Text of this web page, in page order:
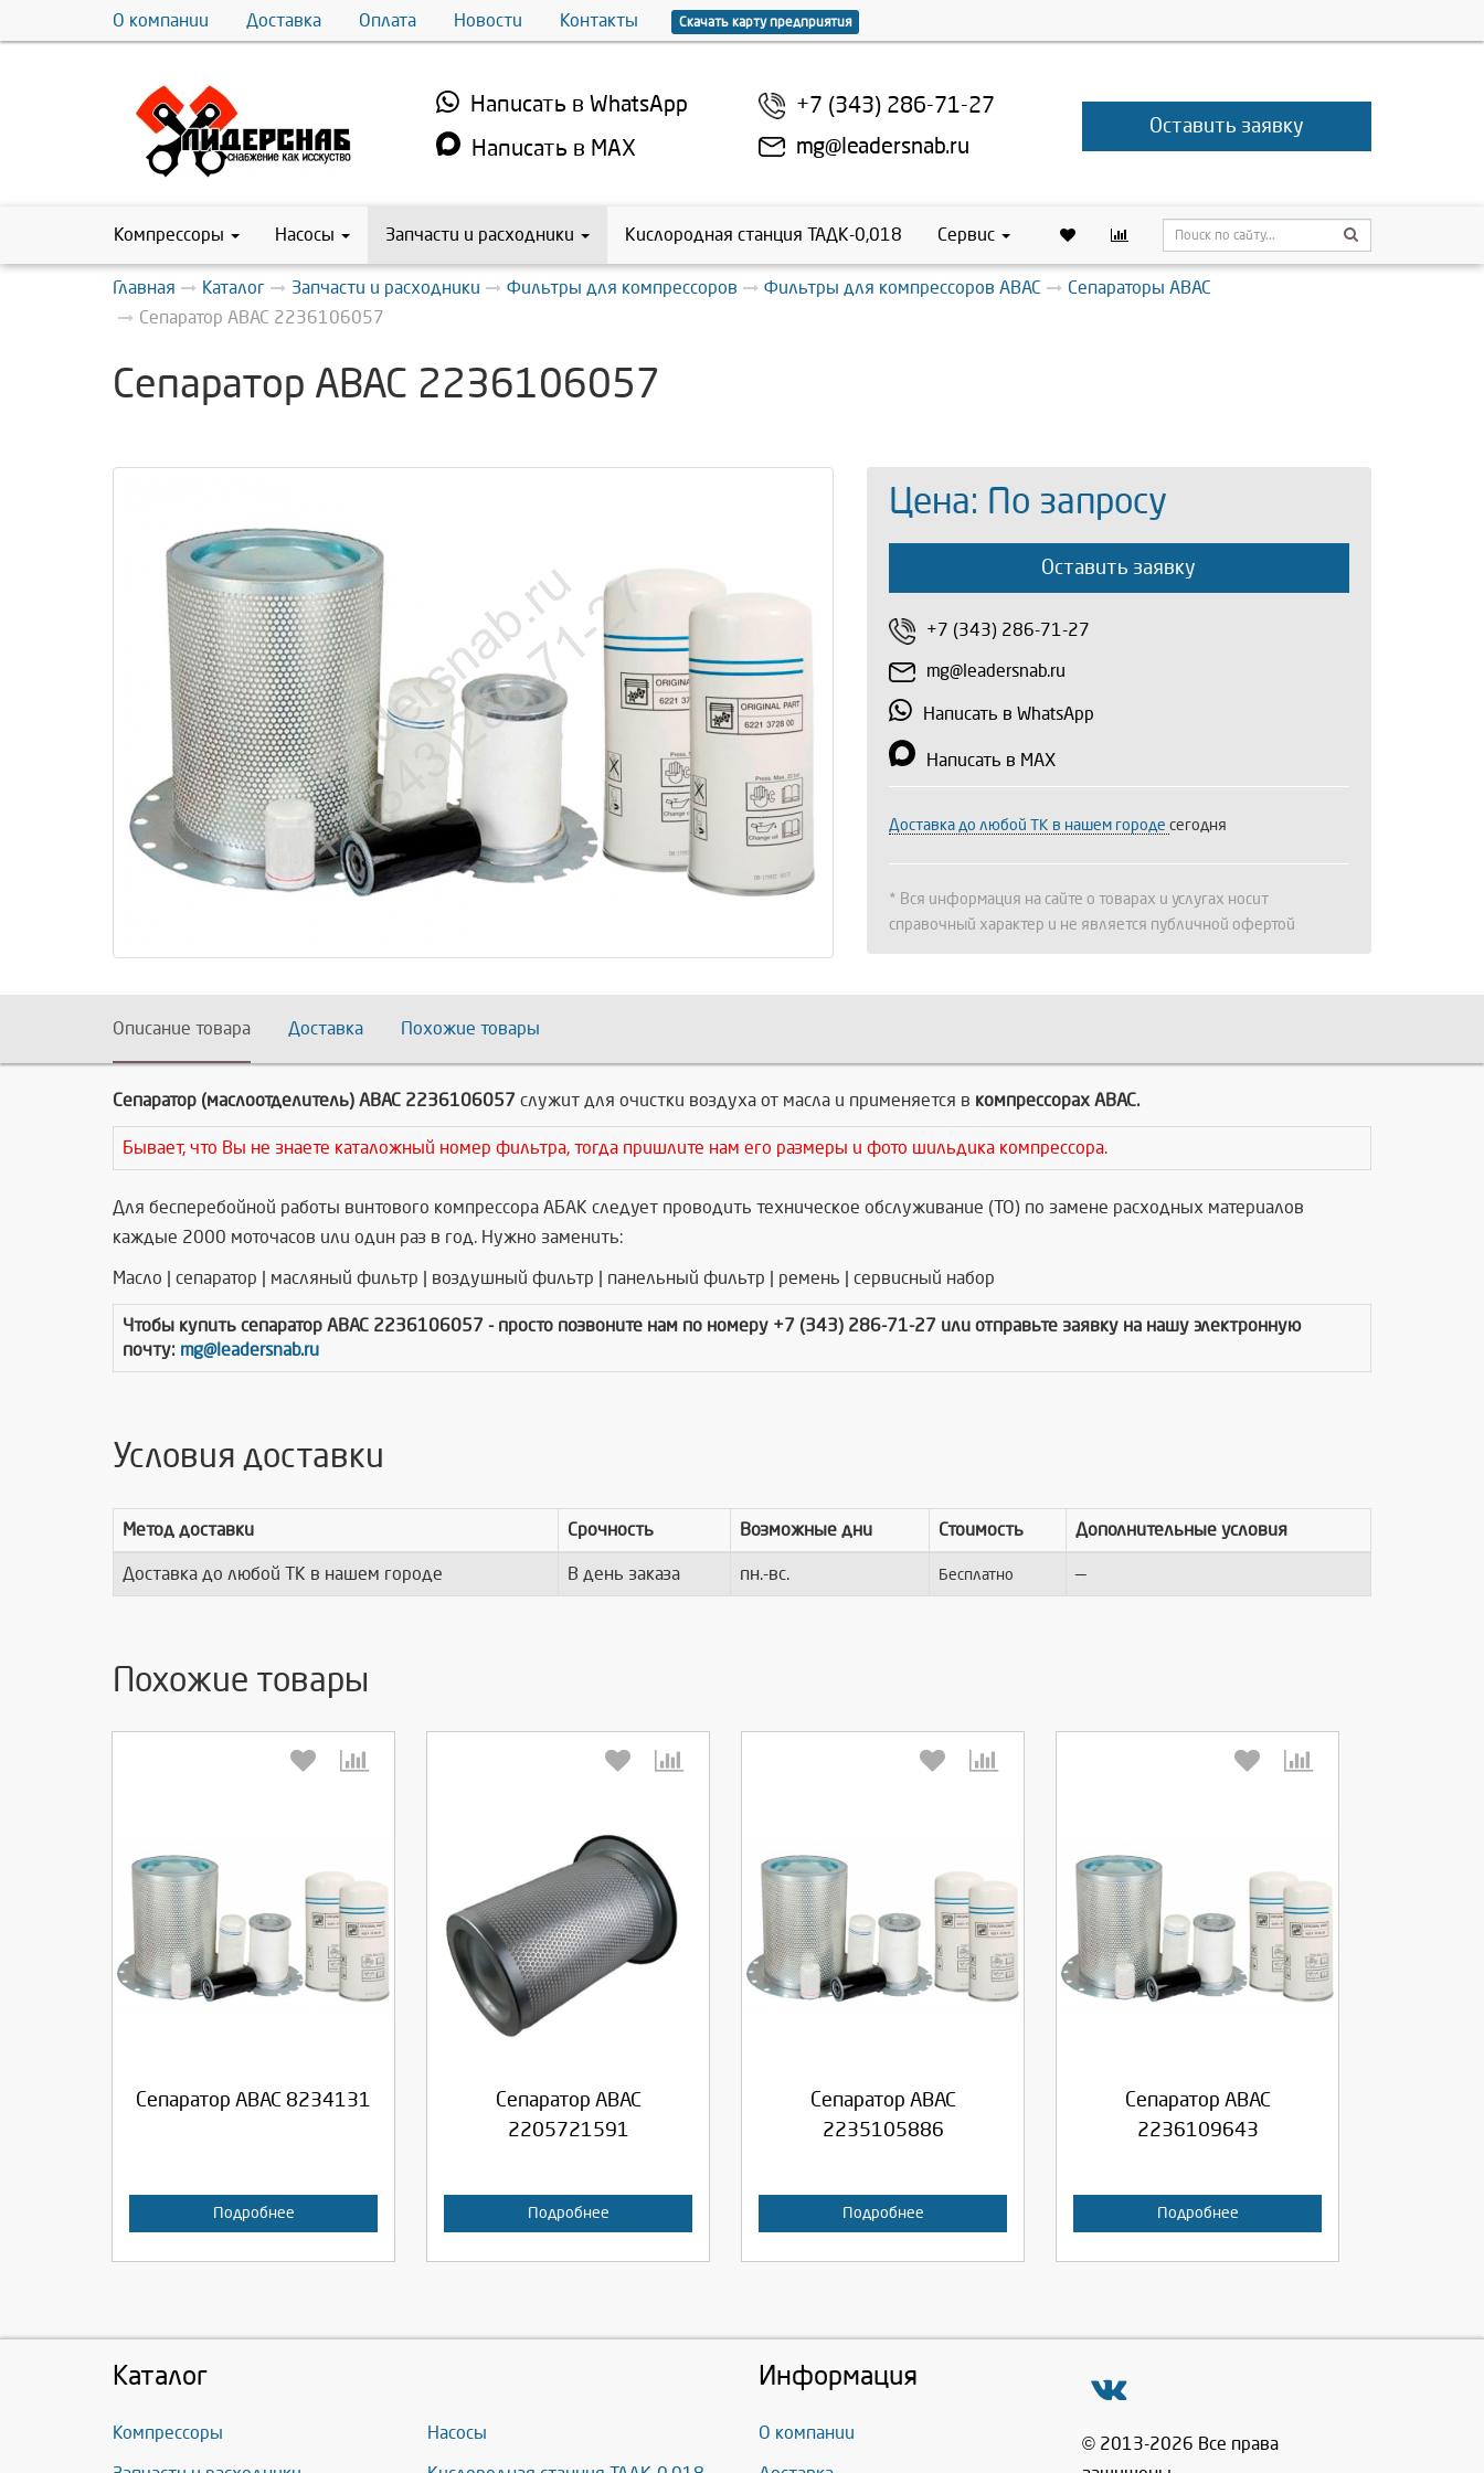
О компании Доставка Оплата Новости Контакты Скачать карту предприятия
Написать в WhatsApp
Написать в MAX
+7 (343) 286-71-27
mg@leadersnab.ru
Оставить заявку
Компрессоры Насосы Запчасти и расходники Кислородная станция ТАДК-0,018 Сервис
Главная Каталог Запчасти и расходники Фильтры для компрессоров Фильтры для компрессоров ABAC
Сепараторы ABAC
Сепаратор ABAC 2236106057
Сепаратор ABAC 2236106057
Цена: По запросу
Оставить заявку
+7 (343) 286-71-27
mg@leadersnab.ru
Написать в WhatsApp
Написать в MAX
Доставка до любой ТК в нашем городе сегодня
* Вся информация на сайте о товарах и услугах носит
справочный характер и не является публичной офертой
Описание товара Доставка Похожие товары
Сепаратор (маслоотделитель) ABAC 2236106057 служит для очистки воздуха от масла и применяется в компрессорах ABAC.
Бывает, что Вы не знаете каталожный номер фильтра, тогда пришлите нам его размеры и фото шильдика компрессора.
Для бесперебойной работы винтового компрессора АБАК следует проводить техническое обслуживание (ТО) по замене расходных материалов
каждые 2000 моточасов или один раз в год. Нужно заменить:
Масло | сепаратор | масляный фильтр | воздушный фильтр | панельный фильтр | ремень | сервисный набор
Чтобы купить сепаратор ABAC 2236106057 - просто позвоните нам по номеру +7 (343) 286-71-27 или отправьте заявку на нашу электронную
почту: mg@leadersnab.ru
Условия доставки
Метод доставки Срочность Возможные дни Стоимость Дополнительные условия
Доставка до любой ТК в нашем городе В день заказа пн.-вс. Бесплатно —
Похожие товары
Сепаратор ABAC 8234131
Подробнее
Выберите количество:
Сепаратор ABAC
2205721591
Подробнее
Выберите количество:
Продолжить
Сепаратор ABAC
2235105886
Подробнее
Выберите количество:
Сепаратор ABAC
2236109643
Подробнее
Выберите количество:
Каталог
Компрессоры Насосы
Информация
О компании
© 2013-2026 Все права